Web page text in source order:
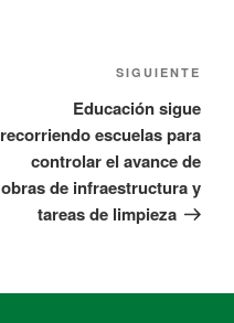
SIGUIENTE
Educación sigue
recorriendo escuelas para
controlar el avance de
obras de infraestructura y
tareas de limpieza